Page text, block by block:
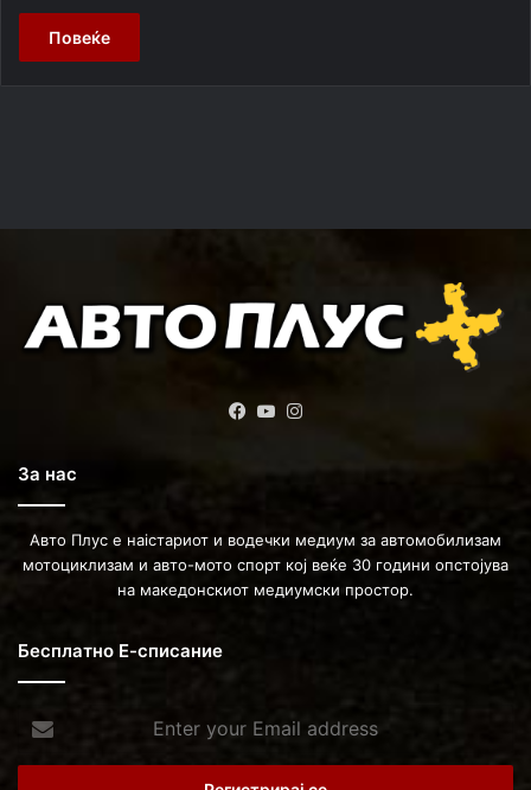
Повеќе
Facebook
YouTube
За нас
Авто Плус е наістариот и водечки медиум за автомобилизам
мотоциклизам и авто-мото спорт кој веќе 30 години опстојува
на македонскиот медиумски простор.
Бесплатно Е-списание
your
Email